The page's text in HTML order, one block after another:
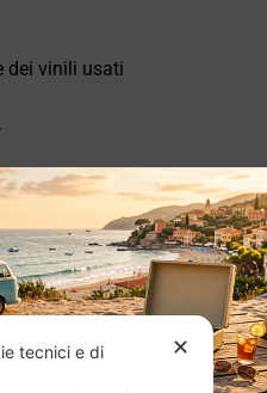
dei vinili usati
i vinili usati
✕
tecnici e di